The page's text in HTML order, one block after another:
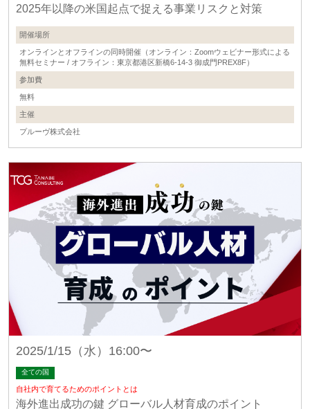
2025年以降の米国起点で捉える事業リスクと対策
開催場所
オンラインとオフラインの同時開催（オンライン：Zoomウェビナー形式による
無料セミナー / オフライン：東京都港区新橋6-14-3 御成門PREX8F）
参加費
無料
主催
プルーヴ株式会社
2025/1/15（水）16:00〜
全ての国
自社内で育てるためのポイントとは
海外進出成功の鍵 グローバル人材育成のポイント